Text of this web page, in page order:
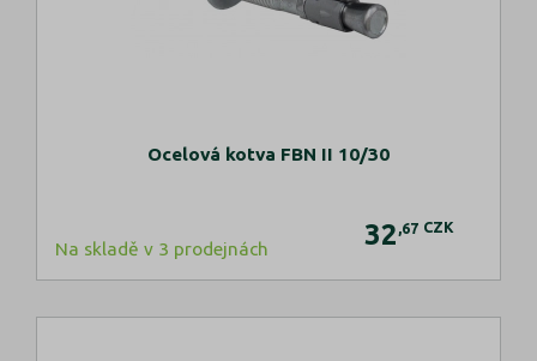
Ocelová kotva FBN II 10/30
Na skladě v 3 prodejnách 32 ,67 CZK